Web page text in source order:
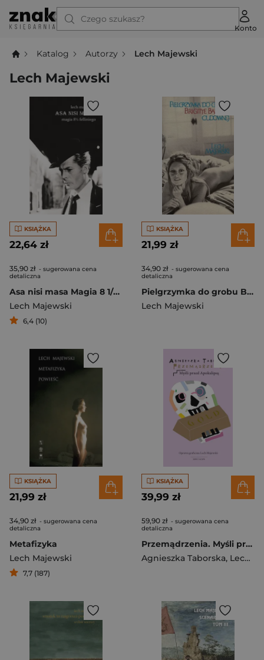
Czego szukasz?
Konto
Katalog Autorzy Lech Majewski
Lech Majewski
KSIĄŻKA
22,64 zł
35,90 zł - sugerowana cena
detaliczna
Asa nisi masa Magia 8 1/2 felliniego
Lech Majewski
6,4 (10)
KSIĄŻKA
21,99 zł
34,90 zł - sugerowana cena
detaliczna
Pielgrzymka do grobu Brigitte Bardot cudownej
Lech Majewski
KSIĄŻKA
21,99 zł
34,90 zł - sugerowana cena
detaliczna
Metafizyka
Lech Majewski
7,7 (187)
KSIĄŻKA
39,99 zł
59,90 zł - sugerowana cena
detaliczna
Przemądrzenia. Myśli przed Apokalipsą
Agnieszka Taborska, Lech Majewski